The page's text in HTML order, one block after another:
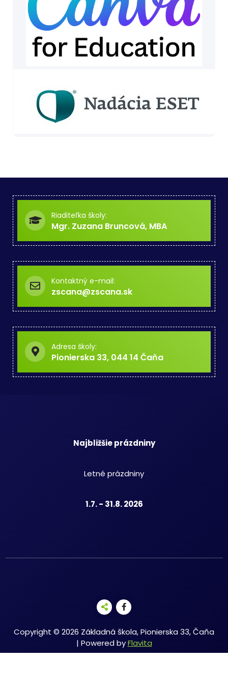
Riaditeľka školy:
Mgr. Zuzana Bruncová, MBA
Kontaktný e-mail:
zscana@zscana.sk
Adresa školy:
Pionierska 33, 044 14 Čaňa
Najbližšie prázdniny
Letné prázdniny
1.7. - 31.8. 2026
Copyright © 2026 Základná škola, Pionierska 33, Čaňa
| Powered byFlavita